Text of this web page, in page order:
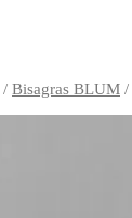
/ Bisagras BLUM /